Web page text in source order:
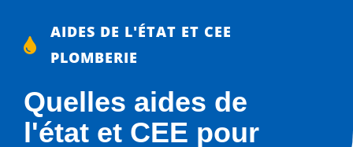
AIDES DE L'ÉTAT ET CEE
PLOMBERIE
Quelles aides de
l'état et CEE pour